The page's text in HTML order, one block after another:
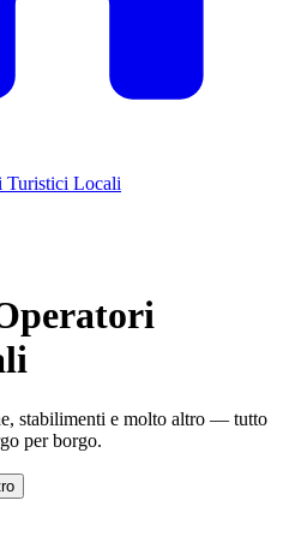
Turistici Locali
stabilimenti e molto altro — tutto
per borgo.